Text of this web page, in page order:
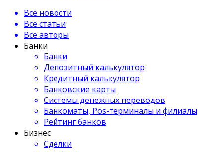
Все новости
Все статьи
Все авторы
Банки
Банки
Депозитный калькулятор
Кредитный калькулятор
Банковские карты
Системы денежных переводов
Банкоматы, Pos-терминалы и филиалы
Рейтинг банков
Бизнес
Сделки